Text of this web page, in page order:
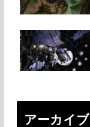
アーカイブ